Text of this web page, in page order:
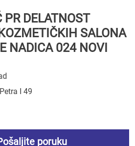
PR DELATNOST
SALONA
NADICA 024 NOVI
I 49
poruku